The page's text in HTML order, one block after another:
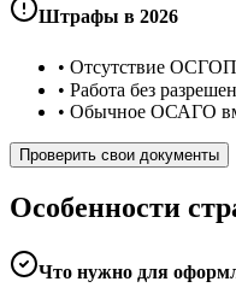
Штрафы в 2026
• Отсутствие
• Работа без
• Обычное ОСАГО
Проверить свои документы
Особенности
Что нужно для